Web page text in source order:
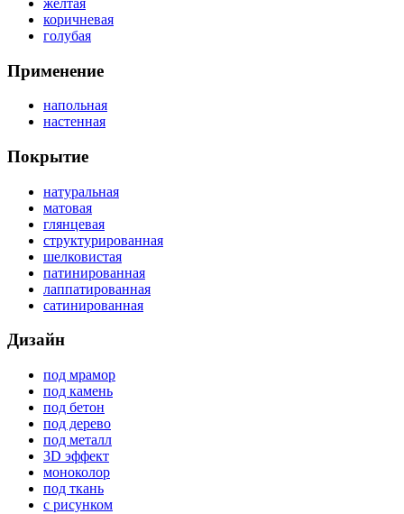
коричневая
голубая
Применение
напольная
настенная
Покрытие
натуральная
матовая
глянцевая
структурированная
шелковистая
патинированная
лаппатированная
сатинированная
Дизайн
под мрамор
под камень
под бетон
под дерево
под металл
3D эффект
моноколор
под ткань
с рисунком